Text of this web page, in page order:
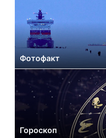
Фотофакт
Гороскоп